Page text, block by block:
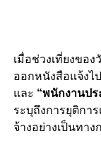
เมื่อช่วงเที่ยงขอ
ออกหนังสือแจ้งไ
และ “พนักงานป
ระบุถึงการยุติกา
จ้างอย่างเป็นทาง